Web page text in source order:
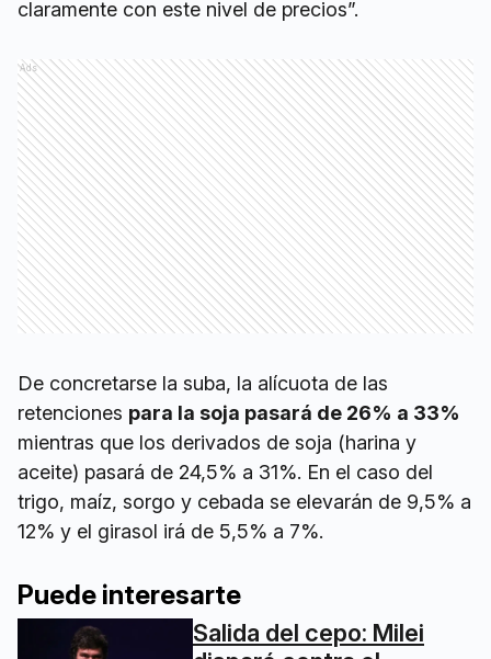
claramente con este nivel de precios”.
Ads
De concretarse la suba, la alícuota de las
retenciones para la soja pasará de 26% a 33%
mientras que los derivados de soja (harina y
aceite) pasará de 24,5% a 31%. En el caso del
trigo, maíz, sorgo y cebada se elevarán de 9,5% a
12% y el girasol irá de 5,5% a 7%.
Puede interesarte
Salida del cepo: Milei